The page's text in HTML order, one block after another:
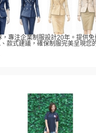
專注企業制服設計20年。提供免
款式建議，確保制服完美呈現您